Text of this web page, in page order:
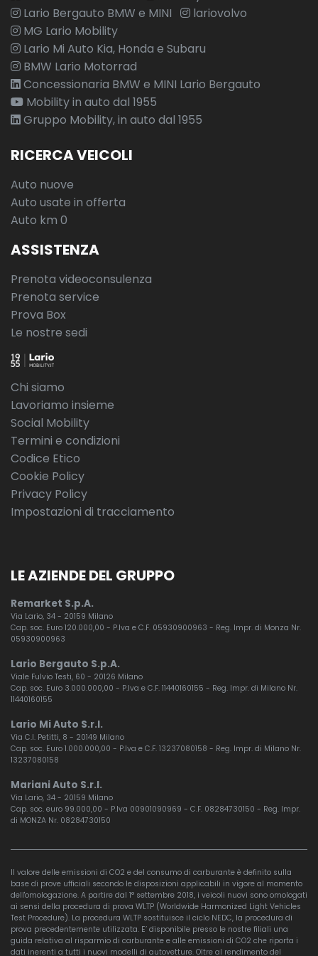
Volante regolabile
Lario Bergauto BMW e MINI
lariovolvo
MG Lario Mobility
Lario Mi Auto Kia, Honda e Subaru
BMW Lario Motorrad
Concessionaria BMW e MINI Lario Bergauto
Mobility in auto dal 1955
Gruppo Mobility, in auto dal 1955
RICERCA VEICOLI
Auto nuove
Auto usate in offerta
Auto km 0
ASSISTENZA
Prenota videoconsulenza
Prenota service
Prova Box
Le nostre sedi
Chi siamo
Lavoriamo insieme
Social Mobility
Termini e condizioni
Codice Etico
Cookie Policy
Privacy Policy
Impostazioni di tracciamento
LE AZIENDE DEL GRUPPO
Remarket S.p.A.
Via Lario, 34 - 20159 Milano
Cap. soc. Euro 120.000,00 - P.Iva e C.F. 05930900963 - Reg. Impr. di Monza Nr.
05930900963
Lario Bergauto S.p.A.
Viale Fulvio Testi, 60 - 20126 Milano
Cap. soc. Euro 3.000.000,00 - P.Iva e C.F. 11440160155 - Reg. Impr. di Milano Nr.
11440160155
Lario Mi Auto S.r.l.
Via C.I. Petitti, 8 - 20149 Milano
Cap. soc. Euro 1.000.000,00 - P.Iva e C.F. 13237080158 - Reg. Impr. di Milano Nr.
13237080158
Mariani Auto S.r.l.
Via Lario, 34 - 20159 Milano
Cap. soc. euro 99.000,00 - P.Iva 00901090969 - C.F. 08284730150 - Reg. Impr.
di MONZA Nr. 08284730150
Il valore delle emissioni di CO2 e del consumo di carburante è definito sulla
base di prove ufficiali secondo le disposizioni applicabili in vigore al momento
dell'omologazione. A partire dal 1° settembre 2018, i veicoli nuovi sono omologati
ai sensi della procedura di prova WLTP (Worldwide Harmonized Light Vehicles
Test Procedure). La procedura WLTP sostituisce il ciclo NEDC, la procedura di
prova precedentemente utilizzata. E’ disponibile presso le nostre filiali una
guida relativa al risparmio di carburante e alle emissioni di CO2 che riporta i
dati inerenti a tutti i nuovi modelli di autovetture. Oltre al rendimento del